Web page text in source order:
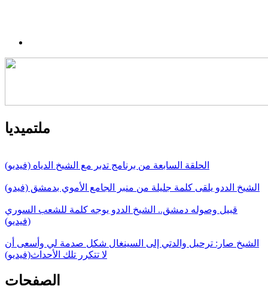
ملتميديا
الحلقة السابعة من برنامج تدبر مع الشيخ الدياه (فيديو)
الشيخ الددو يلقى كلمة جليلة من منبر الجامع الأموي بدمشق (فيدو)
قبيل وصوله دمشق.. الشيخ الددو يوجه كلمة للشعب السوري
(فيديو)
الشيخ صار: ترحيل والدتي إلى السينغال شكل صدمة لي وأسعى أن
لا تتكرر تلك الأحداث(فيديو)
الصفحات